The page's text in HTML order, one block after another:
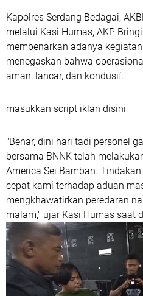
Kapolres Serdang Bedagai,
melalui Kasi Humas, AKP
membenarkan adanya
menegaskan bahwa
aman, lancar, dan kondusif.
masukkan script iklan disini
"Benar, dini hari tadi personel
bersama BNNK telah
America Sei Bamban.
cepat kami terhadap aduan
mengkhawatirkan peredaran
malam," ujar Kasi Humas saat